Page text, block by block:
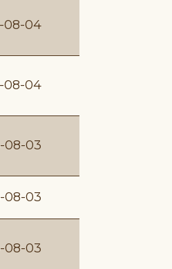
08-04
08-04
08-03
08-03
08-03